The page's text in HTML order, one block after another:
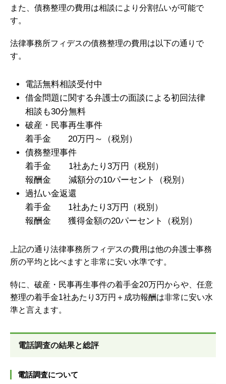
また、債務整理の費用は相談により分割払いが可能で
す。
法律事務所フィデスの債務整理の費用は以下の通りで
す。
電話無料相談受付中
借金問題に関する弁護士の面談による初回法律
相談も30分無料
破産・民事再生事件
着手金 20万円～（税別）
債務整理事件
着手金 1社あたり3万円（税別）
報酬金 減額分の10パーセント（税別）
過払い金返還
着手金 1社あたり3万円（税別）
報酬金 獲得金額の20パーセント（税別）
上記の通り法律事務所フィデスの費用は他の弁護士事務
所の平均と比べますと非常に安い水準です。
特に、破産・民事再生事件の着手金20万円からや、任意
整理の着手金1社あたり3万円＋成功報酬は非常に安い水
準と言えます。
電話調査の結果と総評
電話調査について